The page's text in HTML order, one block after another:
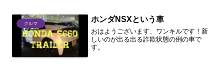
クルマ ホンダNSXという車
おはようございます、ワンキルです！新
しいのが出る出る詐欺状態の例の車で
す。